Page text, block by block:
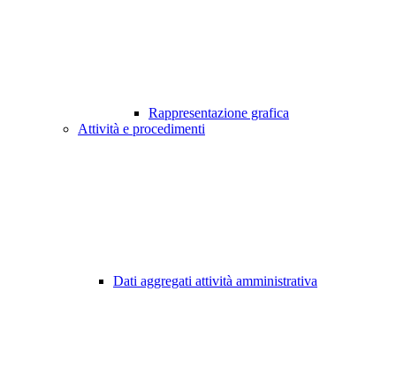
Rappresentazione grafica
Attività e procedimenti
Dati aggregati attività amministrativa